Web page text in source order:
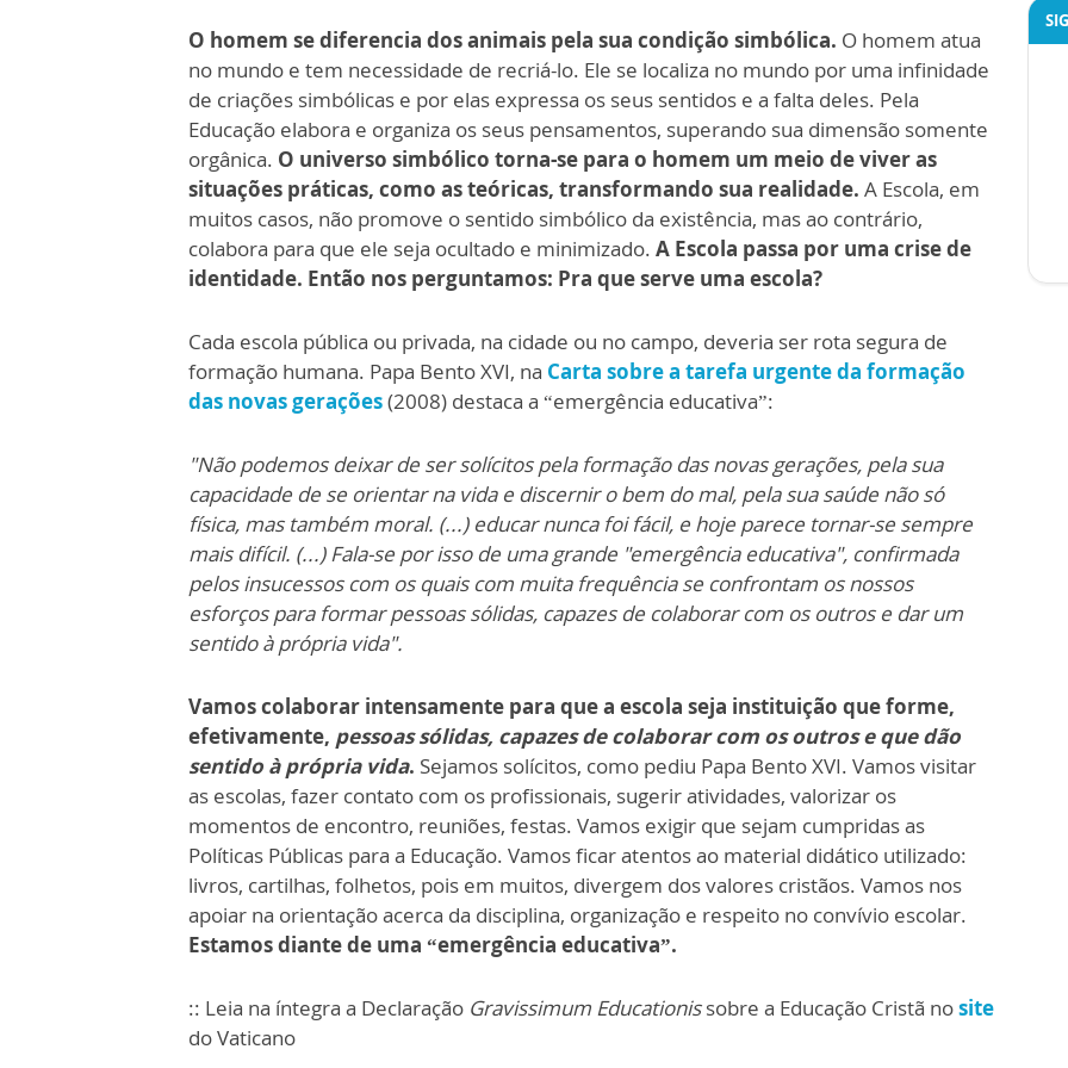
O homem se diferencia dos animais pela sua condição simbólica. O homem atua
no mundo e tem necessidade de recriá-lo. Ele se localiza no mundo por uma infinidade
de criações simbólicas e por elas expressa os seus sentidos e a falta deles. Pela
Educação elabora e organiza os seus pensamentos, superando sua dimensão somente
orgânica. O universo simbólico torna-se para o homem um meio de viver as
situações práticas, como as teóricas, transformando sua realidade. A Escola, em
muitos casos, não promove o sentido simbólico da existência, mas ao contrário,
colabora para que ele seja ocultado e minimizado. A Escola passa por uma crise de
identidade. Então nos perguntamos: Pra que serve uma escola?
Cada escola pública ou privada, na cidade ou no campo, deveria ser rota segura de
formação humana. Papa Bento XVI, na Carta sobre a tarefa urgente da formação
das novas gerações(2008) destaca a “emergência educativa”:
"Não podemos deixar de ser solícitos pela formação das novas gerações, pela sua
capacidade de se orientar na vida e discernir o bem do mal, pela sua saúde não só
física, mas também moral. (...) educar nunca foi fácil, e hoje parece tornar-se sempre
mais difícil. (...) Fala-se por isso de uma grande "emergência educativa", confirmada
pelos insucessos com os quais com muita frequência se confrontam os nossos
esforços para formar pessoas sólidas, capazes de colaborar com os outros e dar um
sentido à própria vida".
Vamos colaborar intensamente para que a escola seja instituição que forme,
efetivamente, pessoas sólidas, capazes de colaborar com os outros e que dão
sentido à própria vida. Sejamos solícitos, como pediu Papa Bento XVI. Vamos visitar
as escolas, fazer contato com os profissionais, sugerir atividades, valorizar os
momentos de encontro, reuniões, festas. Vamos exigir que sejam cumpridas as
Políticas Públicas para a Educação. Vamos ficar atentos ao material didático utilizado:
livros, cartilhas, folhetos, pois em muitos, divergem dos valores cristãos. Vamos nos
apoiar na orientação acerca da disciplina, organização e respeito no convívio escolar.
Estamos diante de uma “emergência educativa”.
:: Leia na íntegra a Declaração Gravissimum Educationissobre a Educação Cristã nosite
do Vaticano